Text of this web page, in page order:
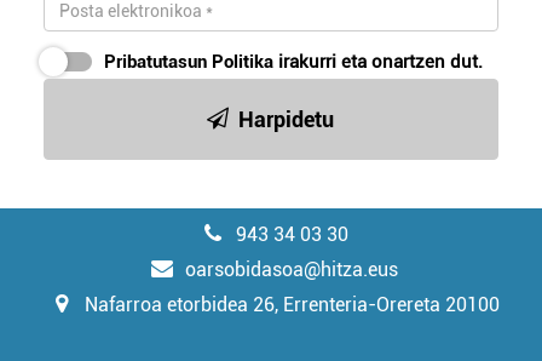
Pribatutasun Politika irakurri eta onartzen dut.
Harpidetu
943 34 03 30
oarsobidasoa@hitza.eus
Nafarroa etorbidea 26, Errenteria-Orereta 20100